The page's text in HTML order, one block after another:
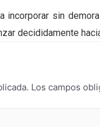
sin
decididamente
Los campos